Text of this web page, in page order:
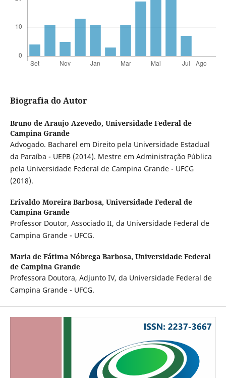
Biografia do Autor
Bruno de Araujo Azevedo, Universidade Federal de
Campina Grande
Advogado. Bacharel em Direito pela Universidade Estadual
da Paraíba - UEPB (2014). Mestre em Administração Pública
pela Universidade Federal de Campina Grande - UFCG
(2018).
Erivaldo Moreira Barbosa, Universidade Federal de
Campina Grande
Professor Doutor, Associado II, da Universidade Federal de
Campina Grande - UFCG.
Maria de Fátima Nóbrega Barbosa, Universidade Federal
de Campina Grande
Professora Doutora, Adjunto IV, da Universidade Federal de
Campina Grande - UFCG.